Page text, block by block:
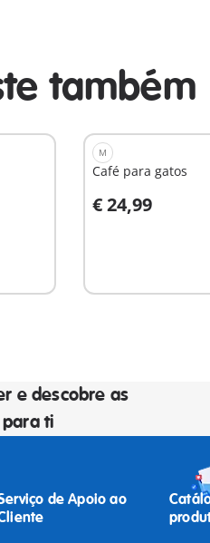
também
M
Café para gatos
€ 24,99
Ao carrinho
e descobre as
ti
de Apoio ao